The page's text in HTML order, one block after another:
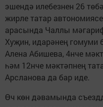
эшендә илебезнен 26
жирле татар
арасында Чаллы
Хуҗин, идарәнең гомуми
Алена Абишева, 4нче
һәм 12нче мәктәпнең
Арсланова да бар иде.
Өч көн дәвамында